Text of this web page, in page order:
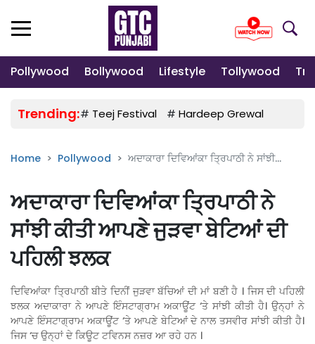
Pollywood Bollywood Lifestyle Tollywood
Trending:# Teej Festival # Hardeep Grewal
Home Pollywood ਅਦਾਕਾਰਾ ਦਿਵਿਆਂਕਾ ਤ੍ਰਿਪਾਠੀ ਨੇ ਸਾਂਝੀ...
ਅਦਾਕਾਰਾ ਦਿਵਿਆਂਕਾ ਤ੍ਰਿਪਾਠੀ ਨੇ
ਸਾਂਝੀ ਕੀਤੀ ਆਪਣੇ ਜੁੜਵਾ ਬੇਟਿਆਂ ਦੀ
ਪਹਿਲੀ ਝਲਕ
ਦਿਵਿਆਂਕਾ ਤ੍ਰਿਪਾਠੀ ਬੀਤੇ ਦਿਨੀਂ ਜੁੜਵਾ ਬੱਚਿਆਂ ਦੀ ਮਾਂ ਬਣੀ ਹੈ । ਜਿਸ ਦੀ ਪਹਿਲੀ
ਝਲਕ ਅਦਾਕਾਰਾ ਨੇ ਆਪਣੇ ਇੰਸਟਾਗ੍ਰਾਮ ਅਕਾਊਂਟ ‘ਤੇ ਸਾਂਝੀ ਕੀਤੀ ਹੈ। ਉਨ੍ਹਾਂ ਨੇ
ਆਪਣੇ ਇੰਸਟਾਗ੍ਰਾਮ ਅਕਾਊਂਟ ‘ਤੇ ਆਪਣੇ ਬੇਟਿਆਂ ਦੇ ਨਾਲ ਤਸਵੀਰ ਸਾਂਝੀ ਕੀਤੀ ਹੈ।
ਜਿਸ ‘ਚ ਉਨ੍ਹਾਂ ਦੇ ਕਿਊਟ ਟਵਿਨਸ ਨਜ਼ਰ ਆ ਰਹੇ ਹਨ ।